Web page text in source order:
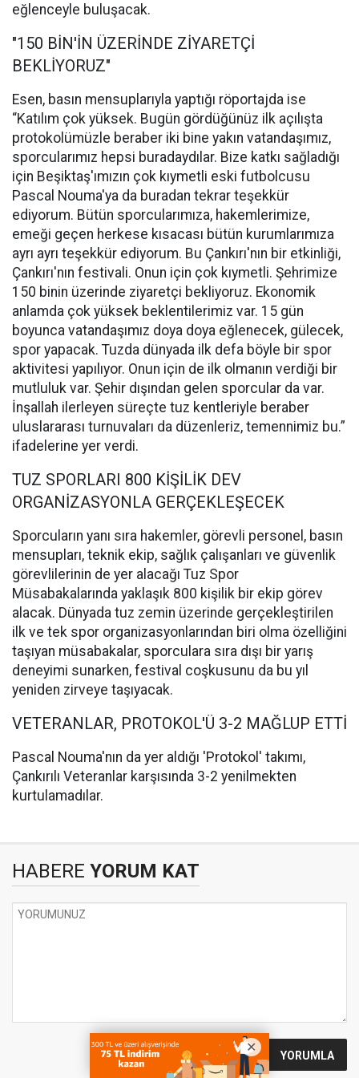
eğlenceyle buluşacak.
"150 BİN'İN ÜZERİNDE ZİYARETÇİ
BEKLİYORUZ"
Esen, basın mensuplarıyla yaptığı röportajda ise
“Katılım çok yüksek. Bugün gördüğünüz ilk açılışta
protokolümüzle beraber iki bine yakın vatandaşımız,
sporcularımız hepsi buradaydılar. Bize katkı sağladığı
için Beşiktaş'ımızın çok kıymetli eski futbolcusu
Pascal Nouma'ya da buradan tekrar teşekkür
ediyorum. Bütün sporcularımıza, hakemlerimize,
emeği geçen herkese kısacası bütün kurumlarımıza
ayrı ayrı teşekkür ediyorum. Bu Çankırı'nın bir etkinliği,
Çankırı'nın festivali. Onun için çok kıymetli. Şehrimize
150 binin üzerinde ziyaretçi bekliyoruz. Ekonomik
anlamda çok yüksek beklentilerimiz var. 15 gün
boyunca vatandaşımız doya doya eğlenecek, gülecek,
spor yapacak. Tuzda dünyada ilk defa böyle bir spor
aktivitesi yapılıyor. Onun için de ilk olmanın verdiği bir
mutluluk var. Şehir dışından gelen sporcular da var.
İnşallah ilerleyen süreçte tuz kentleriyle beraber
uluslararası turnuvaları da düzenleriz, temennimiz bu.”
ifadelerine yer verdi.
TUZ SPORLARI 800 KİŞİLİK DEV
ORGANİZASYONLA GERÇEKLEŞECEK
Sporcuların yanı sıra hakemler, görevli personel, basın
mensupları, teknik ekip, sağlık çalışanları ve güvenlik
görevlilerinin de yer alacağı Tuz Spor
Müsabakalarında yaklaşık 800 kişilik bir ekip görev
alacak. Dünyada tuz zemin üzerinde gerçekleştirilen
ilk ve tek spor organizasyonlarından biri olma özelliğini
taşıyan müsabakalar, sporculara sıra dışı bir yarış
deneyimi sunarken, festival coşkusunu da bu yıl
yeniden zirveye taşıyacak.
VETERANLAR, PROTOKOL'Ü 3-2 MAĞLUP ETTİ
Pascal Nouma'nın da yer aldığı 'Protokol' takımı,
Çankırılı Veteranlar karşısında 3-2 yenilmekten
kurtulamadılar.
HABERE YORUM KAT